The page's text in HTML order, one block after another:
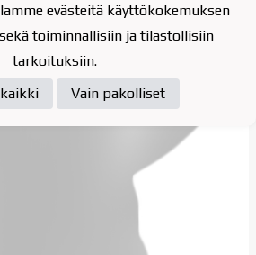
evästeitä käyttökokemuksen
toiminnallisiin ja tilastollisiin
tarkoituksiin.
Vain pakolliset